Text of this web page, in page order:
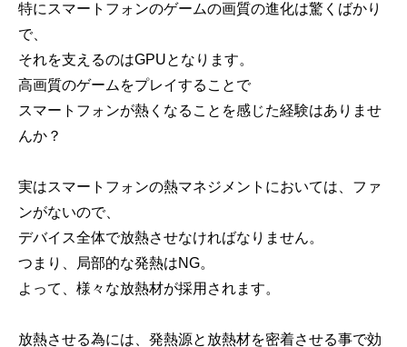
特にスマートフォンのゲームの画質の進化は驚くばかり
で、
それを支えるのはGPUとなります。
高画質のゲームをプレイすることで
スマートフォンが熱くなることを感じた経験はありませ
んか？
実はスマートフォンの熱マネジメントにおいては、ファ
ンがないので、
デバイス全体で放熱させなければなりません。
つまり、局部的な発熱はNG。
よって、様々な放熱材が採用されます。
放熱させる為には、発熱源と放熱材を密着させる事で効